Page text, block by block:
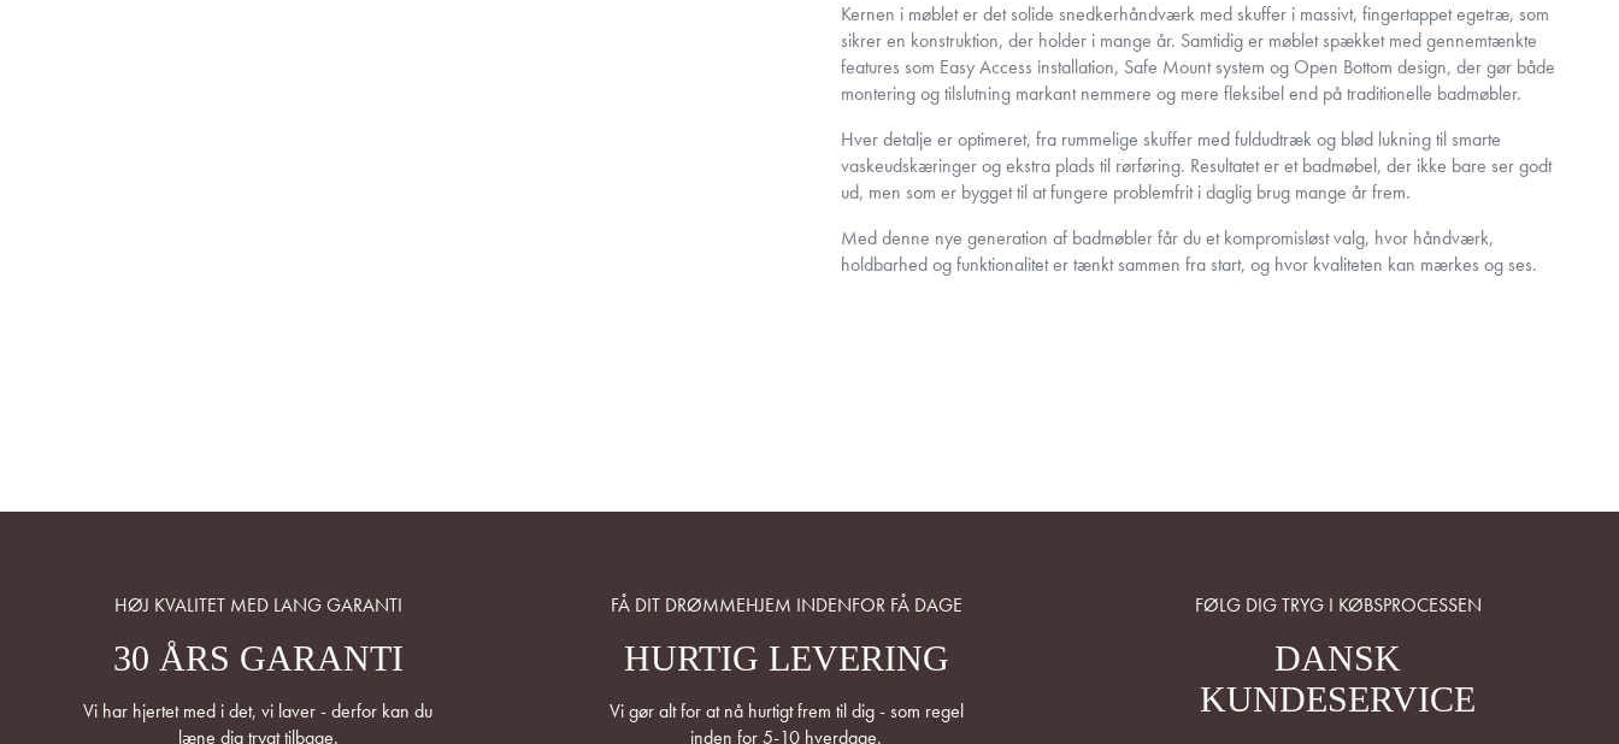
Kernen i møblet er det solide snedkerhåndværk med skuffer i massivt, fingertappet egetræ, som
sikrer en konstruktion, der holder i mange år. Samtidig er møblet spækket med gennemtænkte
features som Easy Access installation, Safe Mount system og Open Bottom design, der gør både
montering og tilslutning markant nemmere og mere fleksibel end på traditionelle badmøbler.
Hver detalje er optimeret, fra rummelige skuffer med fuldudtræk og blød lukning til smarte
vaskeudskæringer og ekstra plads til rørføring. Resultatet er et badmøbel, der ikke bare ser godt
ud, men som er bygget til at fungere problemfrit i daglig brug mange år frem.
Med denne nye generation af badmøbler får du et kompromisløst valg, hvor håndværk,
holdbarhed og funktionalitet er tænkt sammen fra start, og hvor kvaliteten kan mærkes og ses.
HØJ KVALITET MED LANG GARANTI
30 ÅRS GARANTI
Vi har hjertet med i det, vi laver - derfor kan du
læne dig trygt tilbage.
FÅ DIT DRØMMEHJEM INDENFOR FÅ DAGE
HURTIG LEVERING
Vi gør alt for at nå hurtigt frem til dig - som regel
inden for 5-10 hverdage.
FØLG DIG TRYG I KØBSPROCESSEN
DANSK
KUNDESERVICE